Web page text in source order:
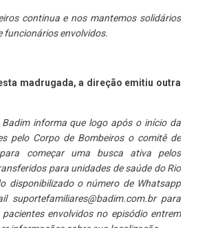
continua e nos mantemos solidários
funcionários envolvidos.
madrugada, a direção emitiu outra
informa que logo após o início da
pelo Corpo de Bombeiros o comitê de
começar uma busca ativa pelos
para unidades de saúde do Rio
disponibilizado o número de Whatsapp
suportefamiliares@badim.com.br para
envolvidos no episódio entrem